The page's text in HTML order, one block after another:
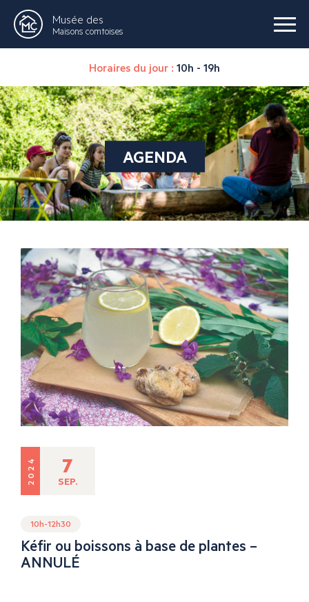
Musée des
Maisons comtoises
Horaires du jour : 10h - 19h
AGENDA
2024 7
SEP.
10h-12h30
Kéfir ou boissons à base de plantes –
ANNULÉ